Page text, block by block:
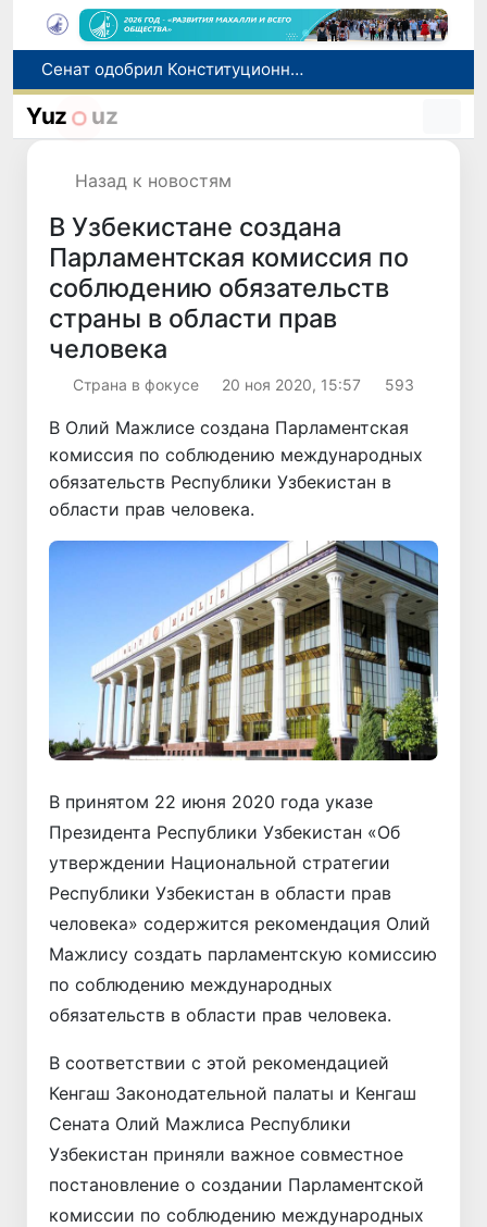
Сенат одобрил Конституционный закон о правовом статусе Администрации Президента Республики Узбекистан
В Ташкенте задержали подозреваемых в распространении крупной партии наркотиков
Yuz uz
Назад к новостям
В Узбекистане создана
Парламентская комиссия по
соблюдению обязательств
страны в области прав
человека
Страна в фокусе 20 ноя 2020, 15:57 593
В Олий Мажлисе создана Парламентская
комиссия по соблюдению международных
обязательств Республики Узбекистан в
области прав человека.
В принятом 22 июня 2020 года указе
Президента Республики Узбекистан «Об
утверждении Национальной стратегии
Республики Узбекистан в области прав
человека» содержится рекомендация Олий
Мажлису создать парламентскую комиссию
по соблюдению международных
обязательств в области прав человека.
В соответствии с этой рекомендацией
Кенгаш Законодательной палаты и Кенгаш
Сената Олий Мажлиса Республики
Узбекистан приняли важное совместное
постановление о создании Парламентской
комиссии по соблюдению международных